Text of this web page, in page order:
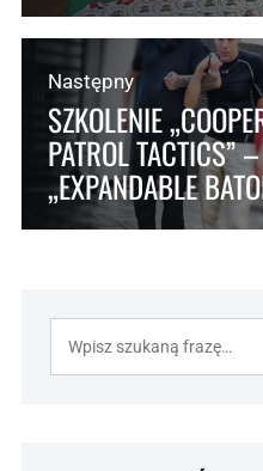
Następny
SZKOLENIE
PATROL TACTICS” –
„EXPANDABLE